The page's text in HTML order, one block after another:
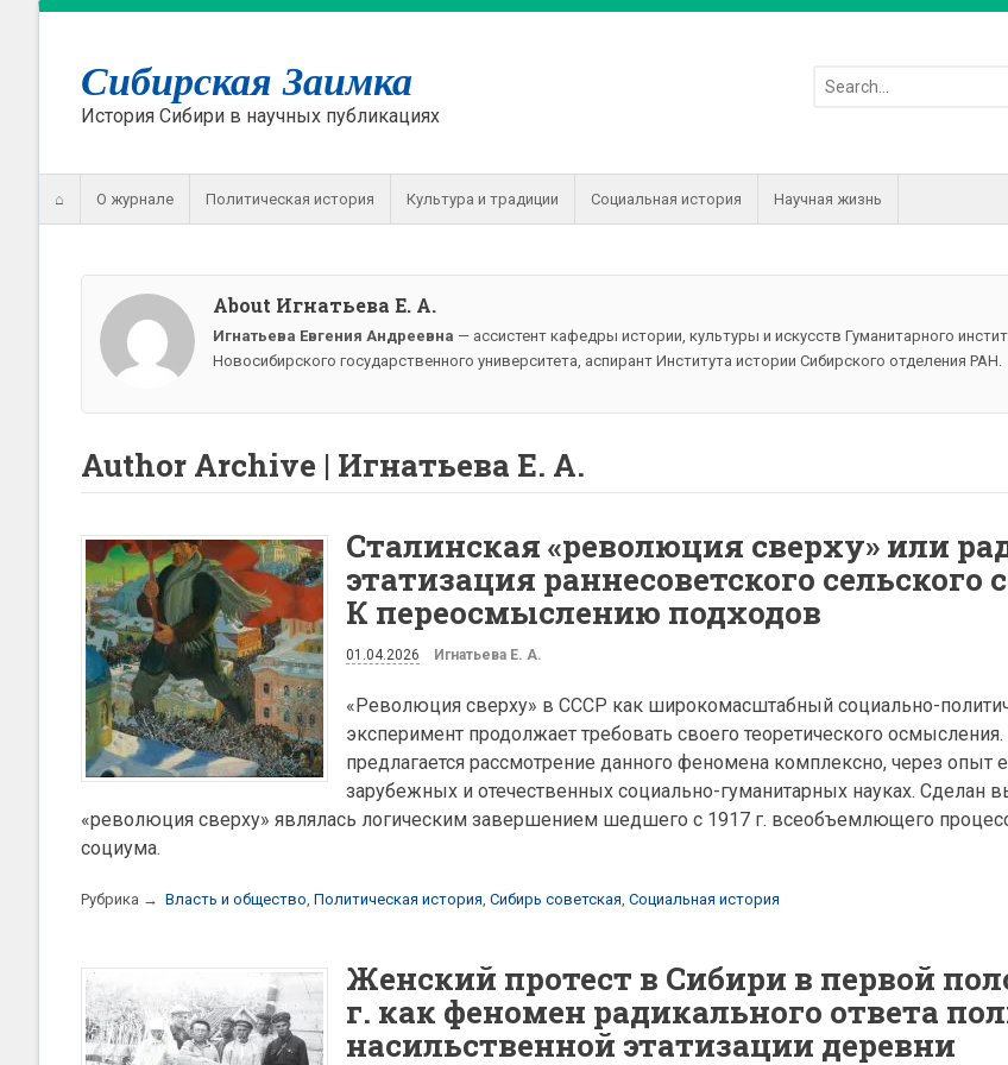
Сибирская Заимка
История Сибири в научных публикациях
⌂ О журнале Политическая история Культура и традиции Социальная история Научная жизнь
About Игнатьева Е. А.
Игнатьева Евгения Андреевна — ассистент кафедры истории, культуры и искусств Гуманитарного
Новосибирского государственного университета, аспирант Института истории Сибирского отделения РАН.
Author Archive | Игнатьева Е. А.
Сталинская «революция сверху» или
этатизация раннесоветского сельского
К переосмыслению подходов
01.04.2026 Игнатьева Е. А.
«Революция сверху» в СССР как широкомасштабный социально-
эксперимент продолжает требовать своего теоретического
предлагается рассмотрение данного феномена комплексно, через опыт
зарубежных и отечественных социально-гуманитарных науках. Сделан
«революция сверху» являлась логическим завершением шедшего с 1917 г. всеобъемлющего
социума.
Рубрика → Власть и общество, Политическая история, Сибирь советская, Социальная история
Женский протест в Сибири в первой
г. как феномен радикального ответа
насильственной этатизации деревни